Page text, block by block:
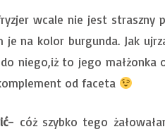
wcale nie jest
je na kolor burgunda. Jak
niego,iż to jego małżonka
od faceta
– cóż szybko tego